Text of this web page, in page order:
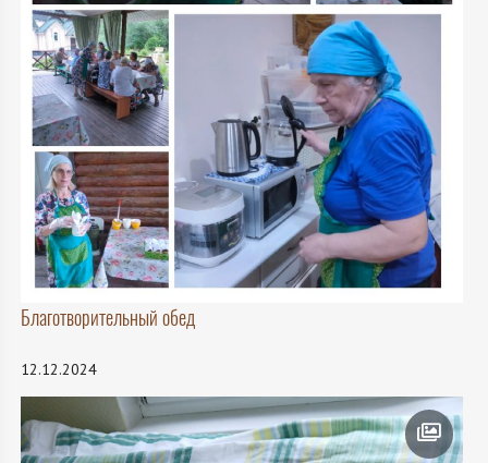
Благотворительный обед
12.12.2024